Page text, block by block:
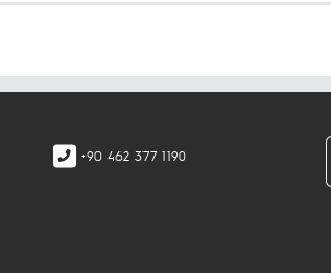
+90 462 377 1190